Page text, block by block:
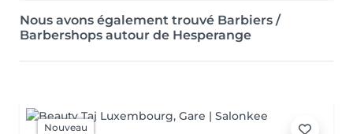
Nous avons également trouvé Barbiers /
Barbershops autour de Hesperange
Nouveau